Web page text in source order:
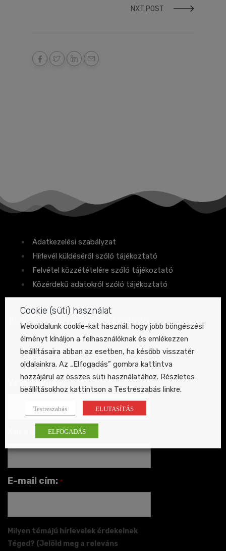
NXT POST
Adatkezelési szabályzat
Hírlevél küldéséről szóló tájékoztató
Felvétel közzétételére szóló tájékoztató
Közérdekű adatokról szóló tájékoztató
Iratkozz fel hírlevelünkre!
hírlevél
A *-GAL JELÖLT MEZŐK KITÖLTÉSE KÖTELEZŐ
Vezetéknév:
Keresztnév:*
E-mail cím: *
Milyen témájú hírlevelek érdekelnek
Téged? (Jelöld meg a releváns
Cookie (süti) használat
Weboldalunk cookie-kat használ, hogy jobb böngészési
élményt kínáljon a felhasználóknak és emlékezzen
beállításaira abban az esetben, ha később visszatér
oldalainkra. Az „Elfogadás” gombra kattintva
hozzájárul az összes süti használatához. Részletes
beállításokhoz kattintson a Testreszabás linkre.
Testreszabás ELUTASÍTÁS
ELFOGADÁS